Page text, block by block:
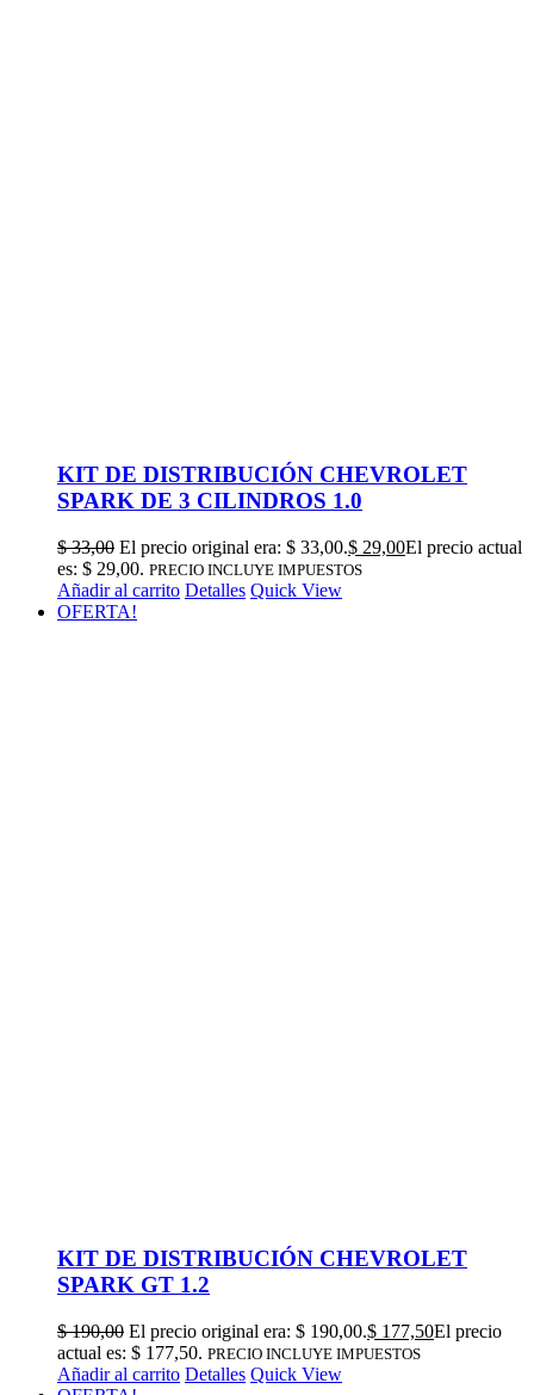
KIT DE DISTRIBUCIÓN CHEVROLET
SPARK DE 3 CILINDROS 1.0
$33,00 El precio original era: $ 33,00.$ 29,00El precio actual
es: $ 29,00. PRECIO INCLUYE IMPUESTOS
Añadir al carrito Detalles Quick View
OFERTA!
KIT DE DISTRIBUCIÓN CHEVROLET
SPARK GT 1.2
$190,00 El precio original era: $ 190,00.$ 177,50El precio
actual es: $ 177,50. PRECIO INCLUYE IMPUESTOS
Añadir al carrito Detalles Quick View